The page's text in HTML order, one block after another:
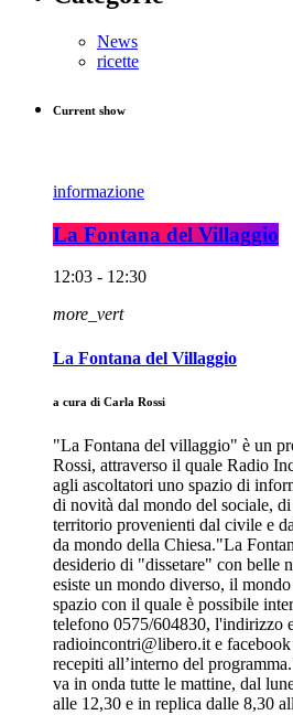
News
ricette
Current show
informazione
La Fontana del Villaggio
12:03 - 12:30
more_vert
La Fontana del Villaggio
a cura di Carla Rossi
"La Fontana del villaggio" è un
Rossi, attraverso il quale Radio
agli ascoltatori uno spazio di
di novità dal mondo del sociale,
territorio provenienti dal civile e
da mondo della Chiesa."La
desiderio di "dissetare" con belle
esiste un mondo diverso, il
spazio con il quale è possibile
telefono 0575/604830, l'indirizzo
radioincontri@libero.it e
recepiti all’interno del
va in onda tutte le mattine, dal
alle 12,30 e in replica dalle 8,30